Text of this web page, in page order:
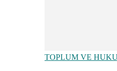
TOPLUM VE